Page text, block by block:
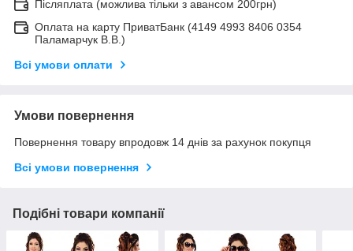
Післяплата (можлива тільки з авансом 200грн)
Оплата на карту ПриватБанк (4149 4993 8406 0354
Паламарчук В.В.)
Всі умови оплати
Умови повернення
Повернення товару впродовж 14 днів за рахунок покупця
Всі умови повернення
Подібні товари компанії